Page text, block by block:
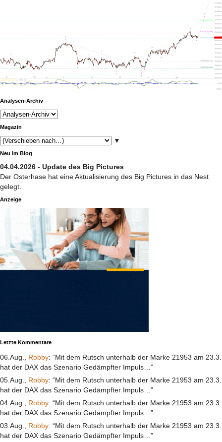
Analysen-Archiv
Magazin
▼
Neu im Blog
04.04.2026 - Update des Big Pictures
Der Osterhase hat eine Aktualisierung des Big Pictures in das Nest
gelegt.
Anzeige
Letzte Kommentare
06.Aug., Robby: “Mit dem Rutsch unterhalb der Marke 21953 am 23.3.
hat der DAX das Szenario Gedämpfter Impuls…”
05.Aug., Robby: “Mit dem Rutsch unterhalb der Marke 21953 am 23.3.
hat der DAX das Szenario Gedämpfter Impuls…”
04.Aug., Robby: “Mit dem Rutsch unterhalb der Marke 21953 am 23.3.
hat der DAX das Szenario Gedämpfter Impuls…”
03.Aug., Robby: “Mit dem Rutsch unterhalb der Marke 21953 am 23.3.
hat der DAX das Szenario Gedämpfter Impuls…”